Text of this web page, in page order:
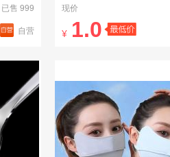
已售 999
自营
现价
¥ 1.0